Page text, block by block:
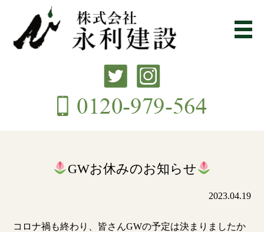
GWお休みのお知らせ
2023.04.19
コロナ禍も終わり、皆さんGWの予定は決まりましたか